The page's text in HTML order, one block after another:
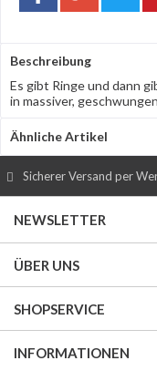
Beschreibung
Es gibt Ringe und dann
in massiver,
Ähnliche Artikel
Sicherer Versand per
NEWSLETTER
ÜBER UNS
SHOPSERVICE
INFORMATIONEN